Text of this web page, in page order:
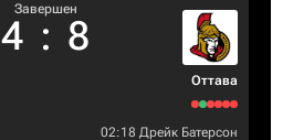
Завершен
4 : 8
Оттава
02:18 Дрейк Батерсон